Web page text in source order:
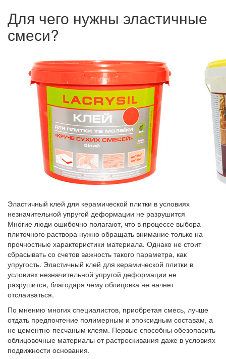
Для чего нужны эластичные
смеси?
Эластичный клей для керамической плитки в условиях
незначительной упругой деформации не разрушится
Многие люди ошибочно полагают, что в процессе выбора
плиточного раствора нужно обращать внимание только на
прочностные характеристики материала. Однако не стоит
сбрасывать со счетов важность такого параметра, как
упругость. Эластичный клей для керамической плитки в
условиях незначительной упругой деформации не
разрушится, благодаря чему облицовка не начнет
отслаиваться.
По мнению многих специалистов, приобретая смесь, лучше
отдать предпочтение полимерным и эпоксидным составам, а
не цементно-песчаным клеям. Первые способны обезопасить
облицовочные материалы от растрескивания даже в условиях
подвижности основания.